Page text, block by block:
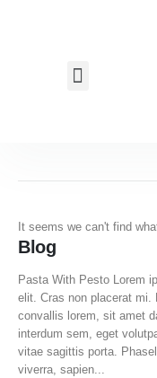
It seems we can't find
Blog
Pasta With Pesto Lorem
elit. Cras non placerat mi.
convallis lorem, sit amet
interdum sem, eget
vitae sagittis porta.
viverra, sapien...